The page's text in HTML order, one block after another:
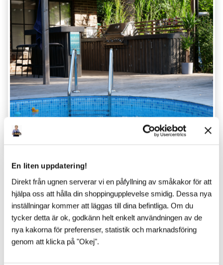
En liten uppdatering!
Direkt från ugnen serverar vi en påfyllning av småkakor för att
hjälpa oss att hålla din shoppingupplevelse smidig. Dessa nya
inställningar kommer att läggas till dina befintliga. Om du
tycker detta är ok, godkänn helt enkelt användningen av de
nya kakorna för preferenser, statistik och marknadsföring
genom att klicka på "Okej".
TIPS & INSPIRATION
Senaste inlägg